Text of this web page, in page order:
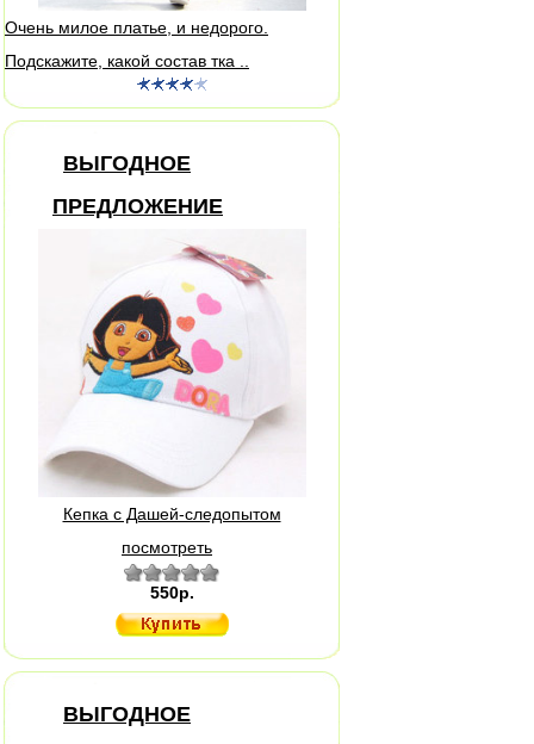
Очень милое платье, и недорого.
Подскажите, какой состав тка ..
ВЫГОДНОЕ
ПРЕДЛОЖЕНИЕ
Кепка с Дашей-следопытом
посмотреть
550р.
ВЫГОДНОЕ